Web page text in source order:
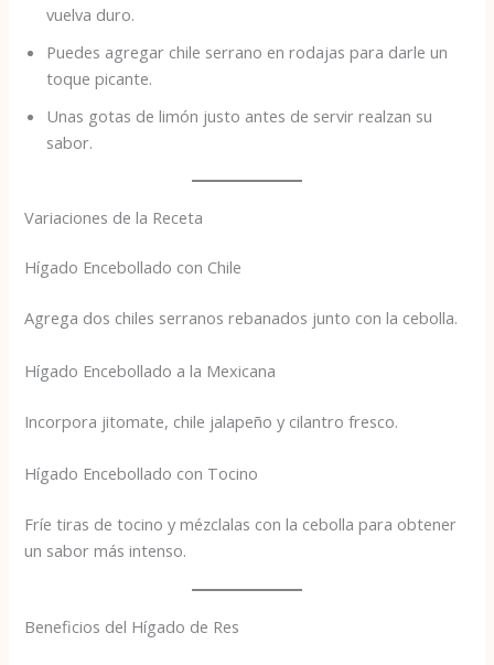
vuelva duro.
Puedes agregar chile serrano en rodajas para darle un
toque picante.
Unas gotas de limón justo antes de servir realzan su
sabor.
Variaciones de la Receta
Hígado Encebollado con Chile
Agrega dos chiles serranos rebanados junto con la cebolla.
Hígado Encebollado a la Mexicana
Incorpora jitomate, chile jalapeño y cilantro fresco.
Hígado Encebollado con Tocino
Fríe tiras de tocino y mézclalas con la cebolla para obtener
un sabor más intenso.
Beneficios del Hígado de Res